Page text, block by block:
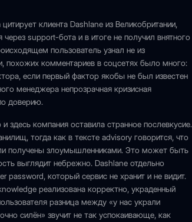
клиента Dashlane из Великобритании,
support-бота и в итоге не получил внятного
пользователь узнал не из
похожих комментариев в соцсетях было много:
если первый фактор якобы не был известен
менеджера непрозрачная кризисная
доверию.
компания оставила странное послевкусие.
тогда как в тексте advisory говорится, что
получены злоумышленниками. Это может быть
выглядит небрежно. Dashlane отдельно
который сервис не хранит и не видит.
реализована корректно, украденный
разница между «у нас украли
силён» звучит не так успокаивающе, как